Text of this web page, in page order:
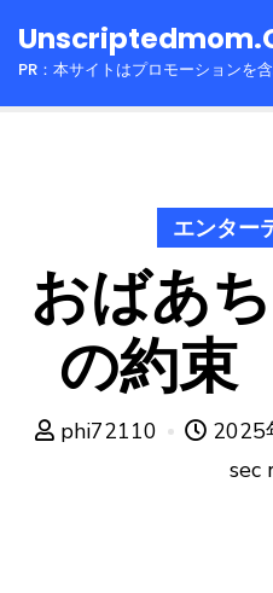
toPR：本サイトはプロモーションを
エンター
おばあ
の約束
phi72110 2025
sec